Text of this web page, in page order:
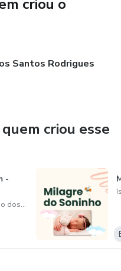
criou o
Santos Rodrigues
criou esse
-
Isabella Carvalho dos Santos Rodrigues